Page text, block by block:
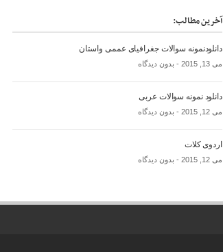
آخرین مطالب:
دانلودنمونه سوالات جغرافیای عممی واستان
می 13, 2015 - بدون دیدگاه
دانلود نمونه سوالات عربی
می 12, 2015 - بدون دیدگاه
اردوی کلات
می 12, 2015 - بدون دیدگاه